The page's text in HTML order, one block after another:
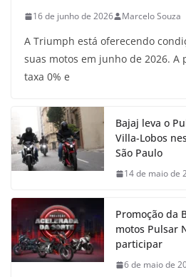
16 de junho de 2026 Marcelo Souza
A Triumph está oferecendo
suas motos em junho de 2026. A
taxa 0% e
Bajaj leva o
Villa-Lobos
São Paulo
14 de maio de
Promoção da
motos Pulsar
participar
6 de maio de